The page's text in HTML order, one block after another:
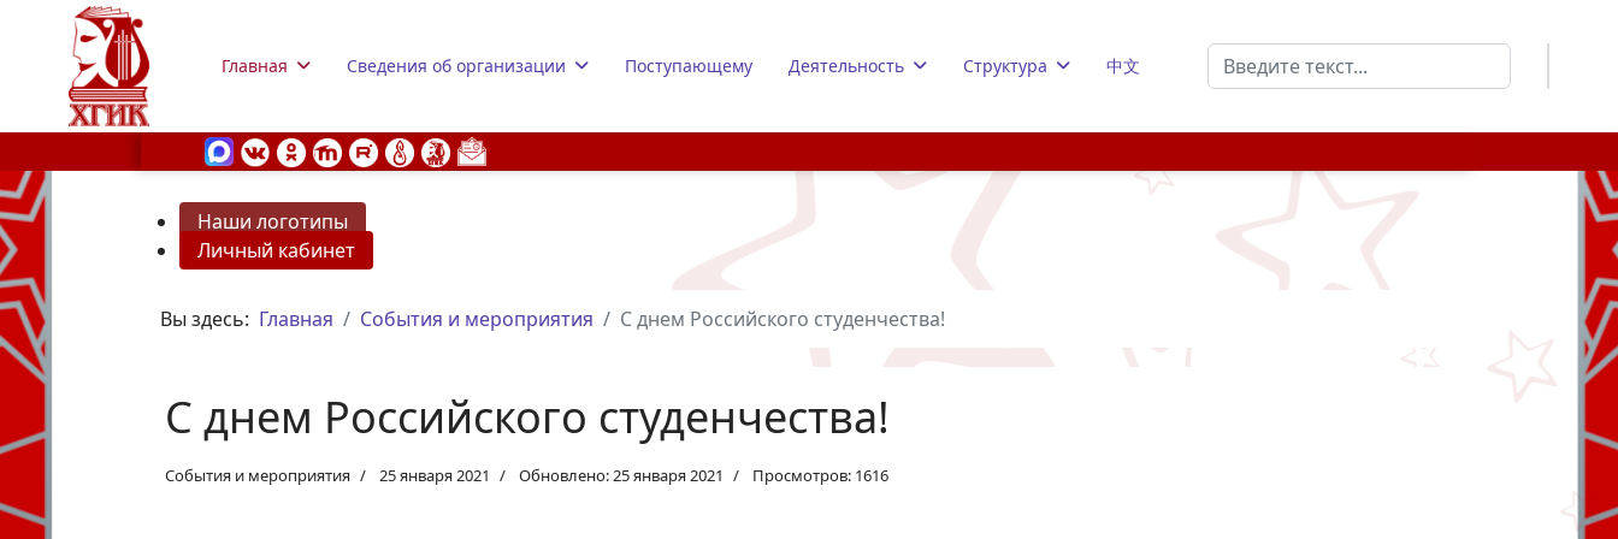
Главная Сведения об организации Поступающему Деятельность Структура 中文
Поиск
Наши логотипы
Личный кабинет
Вы здесь: Главная События и мероприятия С днем Российского студенчества!
С днем Российского студенчества!
События и мероприятия 25 января 2021 Обновлено: 25 января 2021 Просмотров: 1616